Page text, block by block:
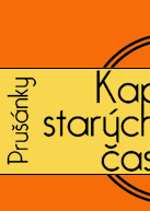
KAPELA